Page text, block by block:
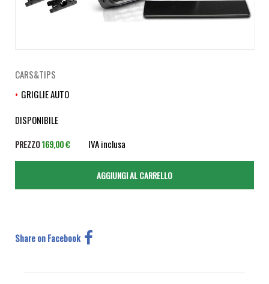
CARS&TIPS
GRIGLIE AUTO
DISPONIBILE
PREZZO169,00 € IVA inclusa
Share on Facebook